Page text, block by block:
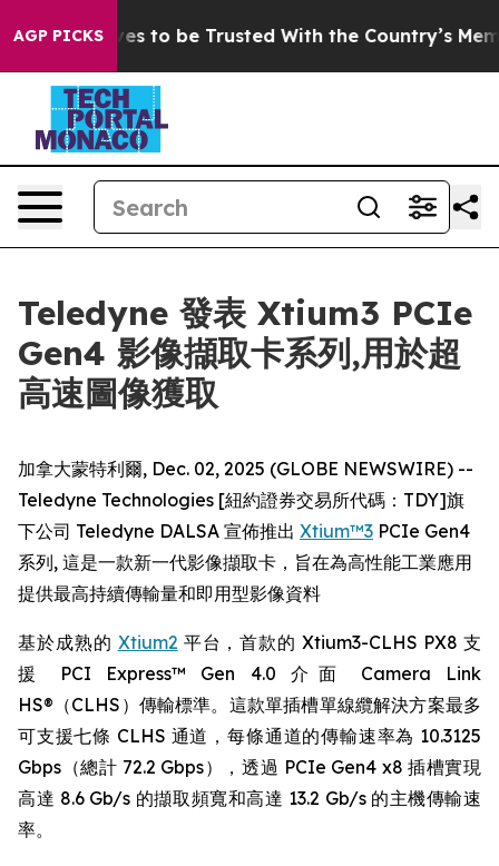
AGP PICKS
Deserves to be Trusted With the Country’s
Teledyne 發表 Xtium3 PCIe
Gen4 影像擷取卡系列,用於超
高速圖像獲取
加拿大蒙特利爾, Dec. 02, 2025 (GLOBE NEWSWIRE) --
Teledyne Technologies [紐約證券交易所代碼：TDY]旗
下公司 Teledyne DALSA 宣佈推出 Xtium™3 PCIe Gen4
系列, 這是一款新一代影像擷取卡，旨在為高性能工業應用
提供最高持續傳輸量和即用型影像資料
基於成熟的 Xtium2 平台，首款的 Xtium3-CLHS PX8 支
援 PCI Express™ Gen 4.0 介面 Camera Link
HS®（CLHS）傳輸標準。這款單插槽單線纜解決方案最多
可支援七條 CLHS 通道，每條通道的傳輸速率為 10.3125
Gbps（總計 72.2 Gbps），透過 PCIe Gen4 x8 插槽實現
高達 8.6 Gb/s 的擷取頻寬和高達 13.2 Gb/s 的主機傳輸速
率。